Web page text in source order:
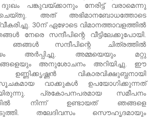
പങ്കുവയ്ക്കാനും നേരിട്ട് വരാമെന്നു
അത് അഭിമാനബോധത്തോടെ
30ന് ഏഴോടെ വിമാനത്താവളത്തില്‍
നേരെ സന്ദീപിന്റെ വീട്ടിലേക്കുപോയി.
ഞങ്ങള്‍ സന്ദീപിന്റെ ചിത്രത്തില്‍
അര്‍പ്പിച്ചു. അമ്മയെയും മറ്റു
അനുശോചനം അറിയിച്ചു. ഈ
ഉണ്ണിക്കൃഷ്ണന്‍ വികാരവിക്ഷുബ്ധനായി
വാക്കുകള്‍ ഉപയോഗിക്കുന്നത്
പ്രകോപനപരമായ സമീപനം
നിന്ന് ഉണ്ടായത് ഞങ്ങളെ
തലേദിവസം സൌഹൃദമായും